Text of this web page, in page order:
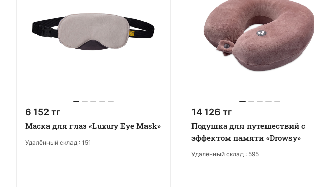
6 152 тг
Маска для глаз «Luxury Eye Mask»
Удалённый склад : 151
14 126 тг
Подушка для путешествий с
эффектом памяти «Drowsy»
Удалённый склад : 595